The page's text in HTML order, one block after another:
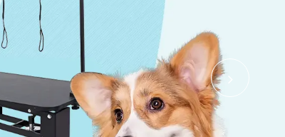
Italiano
Nederlands
ภาษาไทย